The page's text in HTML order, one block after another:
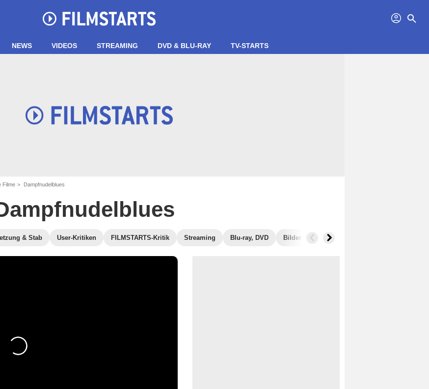
profil search
NEWS VIDEOS STREAMING DVD & BLU-RAY TV-STARTS
Filme Dampfnudelblues
& Stab User-Kritiken FILMSTARTS-Kritik Streaming Blu-ray, DVD Bilder Ähnliche Filme